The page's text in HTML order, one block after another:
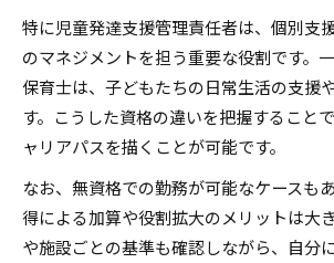
放課後等デイサービス未経験
夫
資格なしで働く際のキャリアア
資格取得を通じたキャリアアップ戦
放課後等デイサービス資格取
キャリアアップに活かせる資
資格加算制度を活用して収入
特に児童発達支援管理責任者は、個別支
のマネジメントを担う重要な役割です。
保育士は、子どもたちの日常生活の支援
す。こうした資格の違いを把握すること
ャリアパスを描くことが可能です。
なお、無資格での勤務が可能なケースも
得による加算や役割拡大のメリットは大
や施設ごとの基準も確認しながら、自分